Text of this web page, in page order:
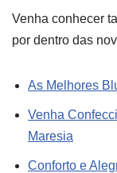
Venha conhecer
por dentro das
As Melhores
Venha
Maresia
Conforto e